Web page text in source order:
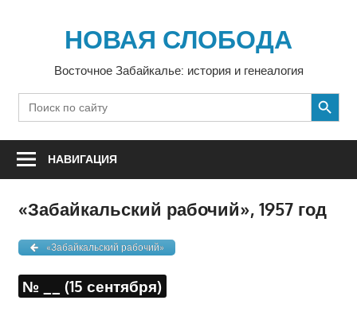
содержимомуНОВАЯ СЛОБОДА
Восточное Забайкалье: история и генеалогия
Search
for:
SEARCH BUTTON
НАВИГАЦИЯ
«Забайкальский рабочий», 1957 год
«Забайкальский рабочий»
№ __ (15 сентября)